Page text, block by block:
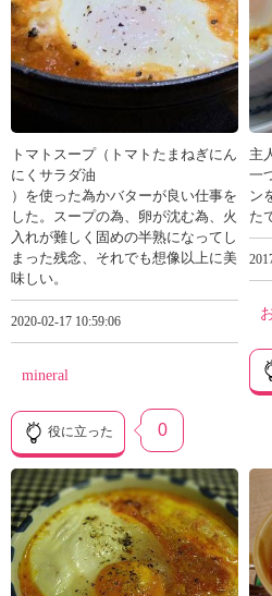
トマトスープ（トマトたまねぎにん
にくサラダ油
）を使った為かバターが良い仕事を
した。スープの為、卵が沈む為、火
入れが難しく固めの半熟になってし
まった残念、それでも想像以上に美
味しい。
2020-02-17 10:59:06
mineral
役に立った 0
主
一
ン
た